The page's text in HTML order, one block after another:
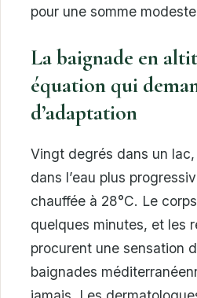
pour une somme
La baignade en
équation qui
d’adaptation
Vingt degrés dans un lac,
dans l’eau plus
chauffée à 28°C. Le
quelques minutes, et les
procurent une sensation
baignades